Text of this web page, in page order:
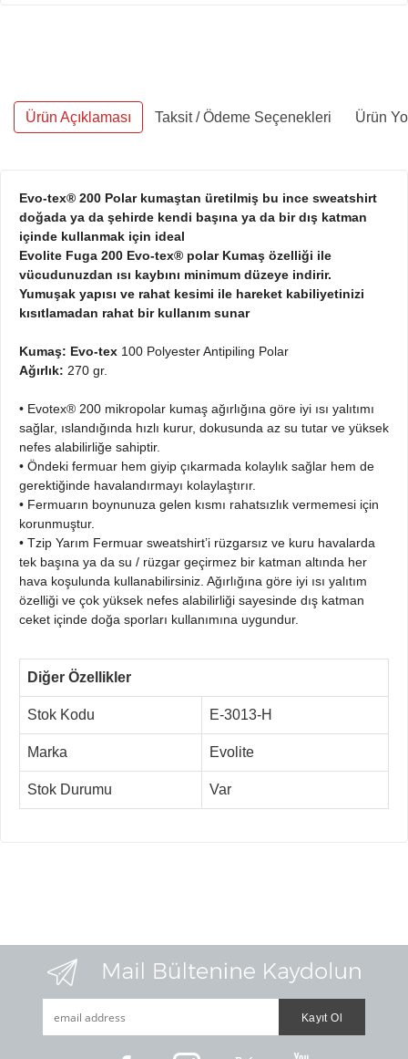
Ürün Açıklaması Taksit / Ödeme Seçenekleri Ürün
Evo-tex® 200 Polar kumaştan üretilmiş bu ince sweatshirt
doğada ya da şehirde kendi başına ya da bir dış katman
içinde kullanmak için ideal
Evolite Fuga 200 Evo-tex® polar Kumaş özelliği ile
vücudunuzdan ısı kaybını minimum düzeye indirir.
Yumuşak yapısı ve rahat kesimi ile hareket kabiliyetinizi
kısıtlamadan rahat bir kullanım sunar
Kumaş: Evo-tex 100 Polyester Antipiling Polar
Ağırlık: 270 gr.
• Evotex® 200 mikropolar kumaş ağırlığına göre iyi ısı yalıtımı
sağlar, ıslandığında hızlı kurur, dokusunda az su tutar ve yüksek
nefes alabilirliğe sahiptir.
• Öndeki fermuar hem giyip çıkarmada kolaylık sağlar hem de
gerektiğinde havalandırmayı kolaylaştırır.
• Fermuarın boynunuza gelen kısmı rahatsızlık vermemesi için
korunmuştur.
• Tzip Yarım Fermuar sweatshirt’i rüzgarsız ve kuru havalarda
tek başına ya da su / rüzgar geçirmez bir katman altında her
hava koşulunda kullanabilirsiniz. Ağırlığına göre iyi ısı yalıtım
özelliği ve çok yüksek nefes alabilirliği sayesinde dış katman
ceket içinde doğa sporları kullanımına uygundur.
Diğer Özellikler
Stok Kodu E-3013-H
Marka Evolite
Stok Durumu Var